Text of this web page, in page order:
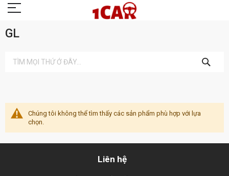
GL
KIẾM
Chúng tôi không thể tìm thấy các sản phẩm phù hợp với lựa
chọn.
Liên hệ